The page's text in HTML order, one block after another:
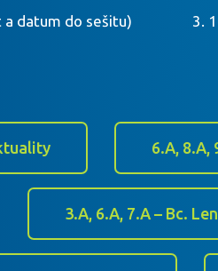
a datum do sešitu) 3.
6.A, 8.A,
3.A, 6.A, 7.A – Bc.